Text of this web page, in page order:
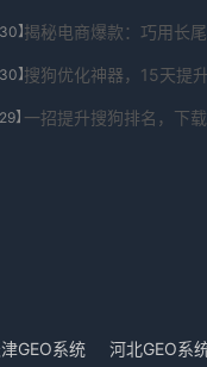
】
】
】一招提升搜狗排名，下载
GEO系统 河北GEO系